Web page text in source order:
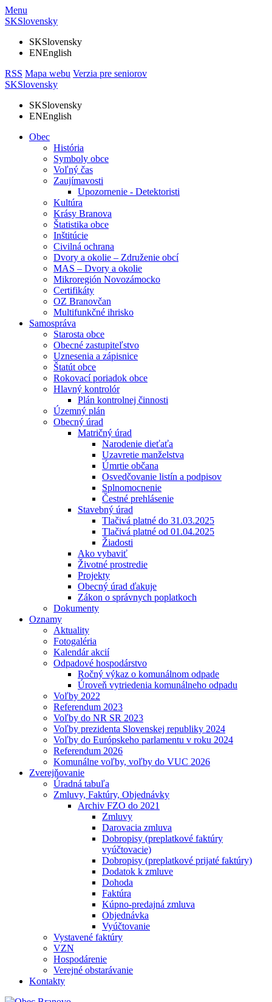
Menu
SKSlovensky
SKSlovensky
ENEnglish
RSS Mapa webu Verzia pre seniorov
SKSlovensky
SKSlovensky
ENEnglish
Obec
História
Symboly obce
Voľný čas
Zaujímavosti
Upozornenie - Detektoristi
Kultúra
Krásy Branova
Štatistika obce
Inštitúcie
Civilná ochrana
Dvory a okolie – Združenie obcí
MAS – Dvory a okolie
Mikroregión Novozámocko
Certifikáty
OZ Branovčan
Multifunkčné ihrisko
Samospráva
Starosta obce
Obecné zastupiteľstvo
Uznesenia a zápisnice
Štatút obce
Rokovací poriadok obce
Hlavný kontrolór
Plán kontrolnej činnosti
Územný plán
Obecný úrad
Matričný úrad
Narodenie dieťaťa
Uzavretie manželstva
Úmrtie občana
Osvedčovanie listín a podpisov
Splnomocnenie
Čestné prehlásenie
Stavebný úrad
Tlačivá platné do 31.03.2025
Tlačivá platné od 01.04.2025
Žiadosti
Ako vybaviť
Životné prostredie
Projekty
Obecný úrad ďakuje
Zákon o správnych poplatkoch
Dokumenty
Oznamy
Aktuality
Fotogaléria
Kalendár akcií
Odpadové hospodárstvo
Ročný výkaz o komunálnom odpade
Úroveň vytriedenia komunálneho odpadu
Voľby 2022
Referendum 2023
Voľby do NR SR 2023
Voľby prezidenta Slovenskej republiky 2024
Voľby do Európskeho parlamentu v roku 2024
Referendum 2026
Komunálne voľby, voľby do VUC 2026
Zverejňovanie
Úradná tabuľa
Zmluvy, Faktúry, Objednávky
Archiv FZO do 2021
Zmluvy
Darovacia zmluva
Dobropisy (preplatkové faktúry
vyúčtovacie)
Dobropisy (preplatkové prijaté faktúry)
Dodatok k zmluve
Dohoda
Faktúra
Kúpno-predajná zmluva
Objednávka
Vyúčtovanie
Vystavené faktúry
VZN
Hospodárenie
Verejné obstarávanie
Kontakty